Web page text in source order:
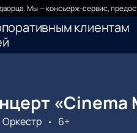
Мы — консьерж-сервис,
клиентам
Оркестр
6+